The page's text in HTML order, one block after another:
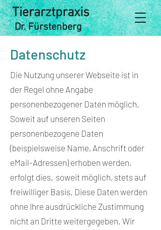
Tierarztpraxis
Dr. Fürstenberg
Datenschutz
Die Nutzung unserer Webseite ist in
der Regel ohne Angabe
personenbezogener Daten möglich.
Soweit auf unseren Seiten
personenbezogene Daten
(beispielsweise Name, Anschrift oder
eMail-Adressen) erhoben werden,
erfolgt dies, soweit möglich, stets auf
freiwilliger Basis. Diese Daten werden
ohne Ihre ausdrückliche Zustimmung
nicht an Dritte weitergegeben. Wir